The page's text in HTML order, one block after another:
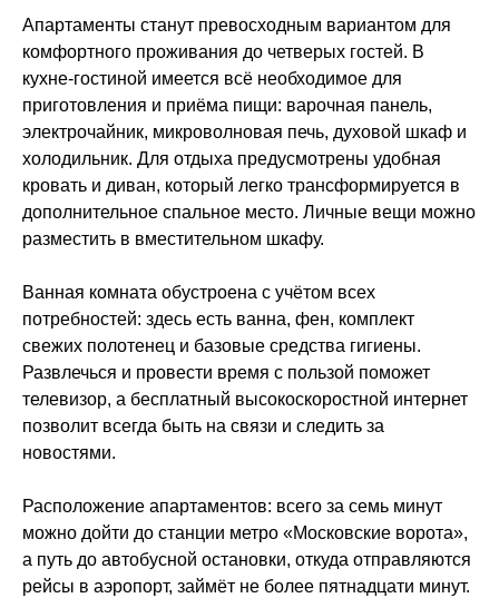
Апартаменты станут превосходным вариантом для
комфортного проживания до четверых гостей. В
кухне-гостиной имеется всё необходимое для
приготовления и приёма пищи: варочная панель,
электрочайник, микроволновая печь, духовой шкаф и
холодильник. Для отдыха предусмотрены удобная
кровать и диван, который легко трансформируется в
дополнительное спальное место. Личные вещи можно
разместить в вместительном шкафу.
Ванная комната обустроена с учётом всех
потребностей: здесь есть ванна, фен, комплект
свежих полотенец и базовые средства гигиены.
Развлечься и провести время с пользой поможет
телевизор, а бесплатный высокоскоростной интернет
позволит всегда быть на связи и следить за
новостями.
Расположение апартаментов: всего за семь минут
можно дойти до станции метро «Московские ворота»,
а путь до автобусной остановки, откуда отправляются
рейсы в аэропорт, займёт не более пятнадцати минут.